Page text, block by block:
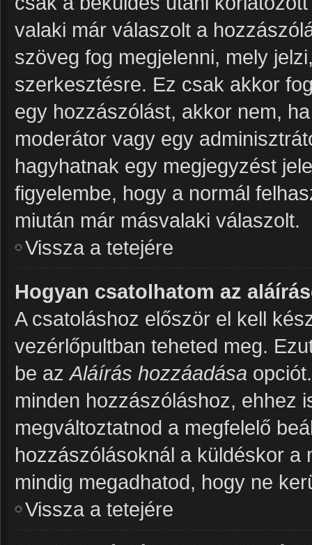
valaki már válaszolt a
szöveg fog megjelenni, mely
szerkesztésre. Ez csak akkor
egy hozzászólást, akkor nem,
moderátor vagy egy
hagyhatnak egy megjegyzést
figyelembe, hogy a normál
miután már másvalaki válaszolt.
Vissza a tetejére
Hogyan csatolhatom az
A csatoláshoz először el kell
vezérlőpultban teheted meg.
be azAláírás hozzáadása
minden hozzászóláshoz, ehhez
megváltoztatnod a megfelelő
hozzászólásoknál a küldéskor a
mindig megadhatod, hogy ne
Vissza a tetejére